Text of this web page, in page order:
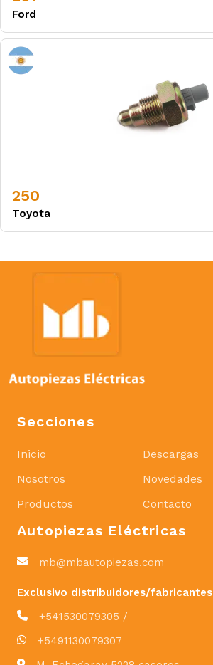
Ford
250
Toyota
Secciones
Inicio
Nosotros
Productos
Descargas
Novedades
Contacto
Autopiezas Eléctricas
mb@mbautopiezas.com
Exclusivo distribuidores/fabricantes
+541530079305 /
+5491130079307